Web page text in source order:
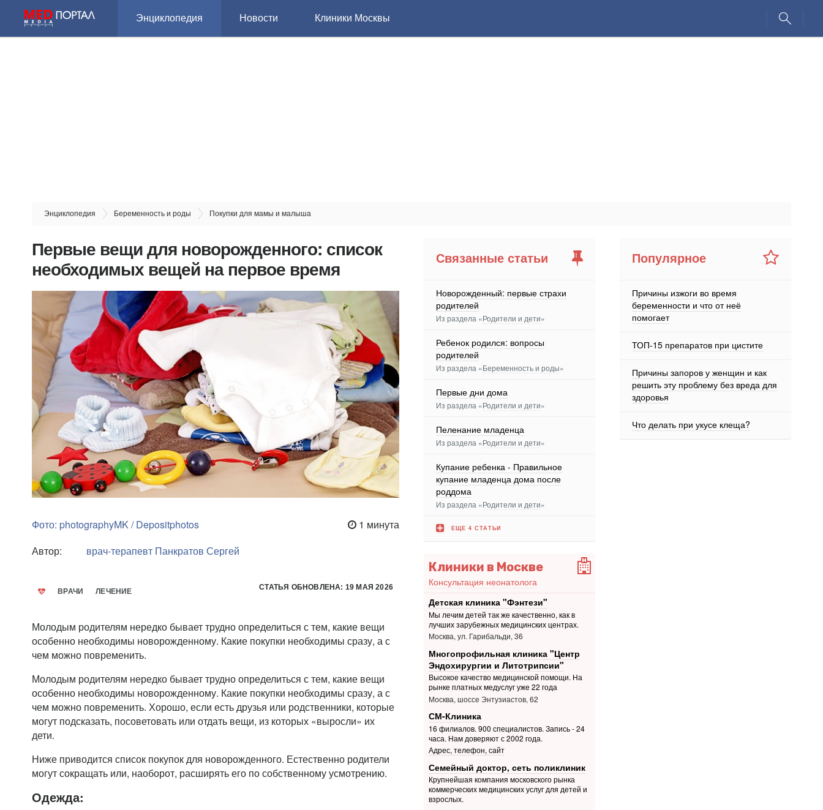
Энциклопедия Новости Клиники Москвы
Энциклопедия Беременность и роды Покупки для мамы и малыша
Первые вещи для новорожденного: список
необходимых вещей на первое время
Фото: photographyMK / Depositphotos
1 минута
Автор:
врач-терапевт Панкратов Сергей
ВРАЧИ ЛЕЧЕНИЕ СТАТЬЯ ОБНОВЛЕНА: 19 МАЯ 2026
Молодым родителям нередко бывает трудно определиться с тем, какие вещи
особенно необходимы новорожденному. Какие покупки необходимы сразу, а с
чем можно повременить.
Молодым родителям нередко бывает трудно определиться с тем, какие вещи
особенно необходимы новорожденному. Какие покупки необходимы сразу, а с
чем можно повременить. Хорошо, если есть друзья или родственники, которые
могут подсказать, посоветовать или отдать вещи, из которых «выросли» их
дети.
Ниже приводится список покупок для новорожденного. Естественно родители
могут сокращать или, наоборот, расширять его по собственному усмотрению.
Одежда:
Связанные статьи
Новорожденный: первые страхи
родителей
Из раздела «Родители и дети»
Ребенок родился: вопросы
родителей
Из раздела «Беременность и роды»
Первые дни дома
Из раздела «Родители и дети»
Пеленание младенца
Из раздела «Родители и дети»
Купание ребенка - Правильное
купание младенца дома после
роддома
Из раздела «Родители и дети»
ЕЩЕ 4 СТАТЬИ
Клиники в Москве
Консультация неонатолога
Детская клиника "Фэнтези"
Мы лечим детей так же качественно, как в
лучших зарубежных медицинских центрах.
Москва, ул. Гарибальди, 36
Многопрофильная клиника "Центр
Эндохирургии и Литотрипсии"
Высокое качество медицинской помощи. На
рынке платных медуслуг уже 22 года
Москва, шоссе Энтузиастов, 62
СМ-Клиника
16 филиалов. 900 специалистов. Запись - 24
часа. Нам доверяют с 2002 года.
Адрес, телефон, сайт
Семейный доктор, сеть поликлиник
Крупнейшая компания московского рынка
коммерческих медицинских услуг для детей и
взрослых.
Популярное
Причины изжоги во время
беременности и что от неё
помогает
ТОП-15 препаратов при цистите
Причины запоров у женщин и как
решить эту проблему без вреда для
здоровья
Что делать при укусе клеща?